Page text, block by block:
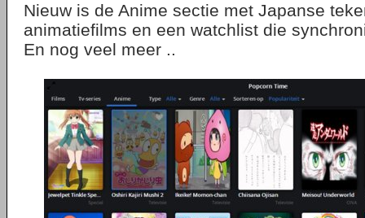
Nieuw is de Anime sectie met Japanse
animatiefilms en een watchlist die
En nog veel meer ..